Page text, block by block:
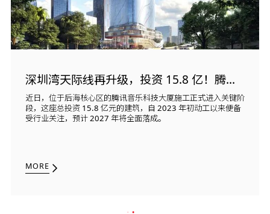
深圳湾天际线再升级，投资 15.8 亿！腾讯音乐把 “音乐厅” 搬进了总部大楼
近日，位于后海核心区的腾讯音乐科技大厦施工正式进入关键阶
段，这座总投资 15.8 亿元的建筑，自 2023 年初动工以来便备
受行业关注，预计 2027 年将全面落成。
MORE